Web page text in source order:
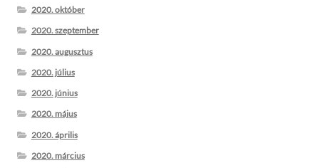
2020. október
2020. szeptember
2020. augusztus
2020. július
2020. június
2020. május
2020. április
2020. március